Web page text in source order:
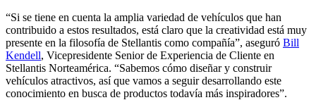
“Si se tiene en cuenta la amplia variedad de vehículos que han
contribuido a estos resultados, está claro que la creatividad está muy
presente en la filosofía de Stellantis como compañía”, aseguró Bill
Kendell, Vicepresidente Senior de Experiencia de Cliente en
Stellantis Norteamérica. “Sabemos cómo diseñar y construir
vehículos atractivos, así que vamos a seguir desarrollando este
conocimiento en busca de productos todavía más inspiradores”.